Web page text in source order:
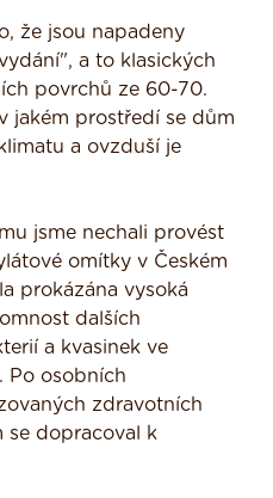
že jsou napadeny
a to klasických
povrchů ze 60-70.
jakém prostředí se dům
a ovzduší je
jsme nechali provést
omítky v Českém
prokázána vysoká
dalších
a kvasinek ve
Po osobních
zdravotních
se dopracoval k